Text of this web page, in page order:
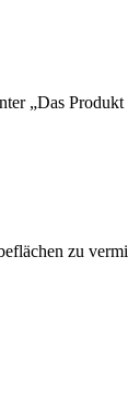
„Das Produkt
zu